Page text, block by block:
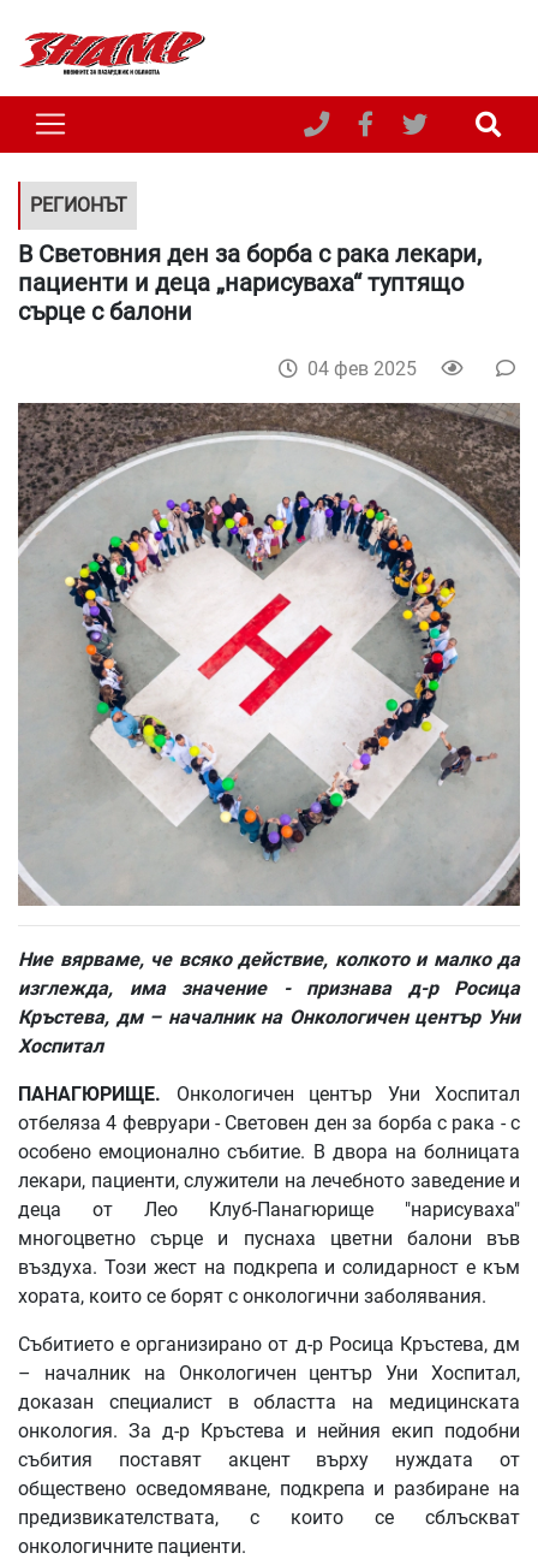
РЕГИОНЪТ
В Световния ден за борба с рака лекари,
пациенти и деца „нарисуваха“ туптящо
сърце с балони
04 фев 2025
Ние вярваме, че всяко действие, колкото и малко да
изглежда, има значение - признава д-р Росица
Кръстева, дм – началник на Онкологичен център Уни
Хоспитал
ПАНАГЮРИЩЕ. Онкологичен център Уни Хоспитал
отбеляза 4 февруари - Световен ден за борба с рака - с
особено емоционално събитие. В двора на болницата
лекари, пациенти, служители на лечебното заведение и
деца от Лео Клуб-Панагюрище "нарисуваха"
многоцветно сърце и пуснаха цветни балони във
въздуха. Този жест на подкрепа и солидарност е към
хората, които се борят с онкологични заболявания.
Събитието е организирано от д-р Росица Кръстева, дм
– началник на Онкологичен център Уни Хоспитал,
доказан специалист в областта на медицинската
онкология. За д-р Кръстева и нейния екип подобни
събития поставят акцент върху нуждата от
обществено осведомяване, подкрепа и разбиране на
предизвикателствата, с които се сблъскват
онкологичните пациенти.